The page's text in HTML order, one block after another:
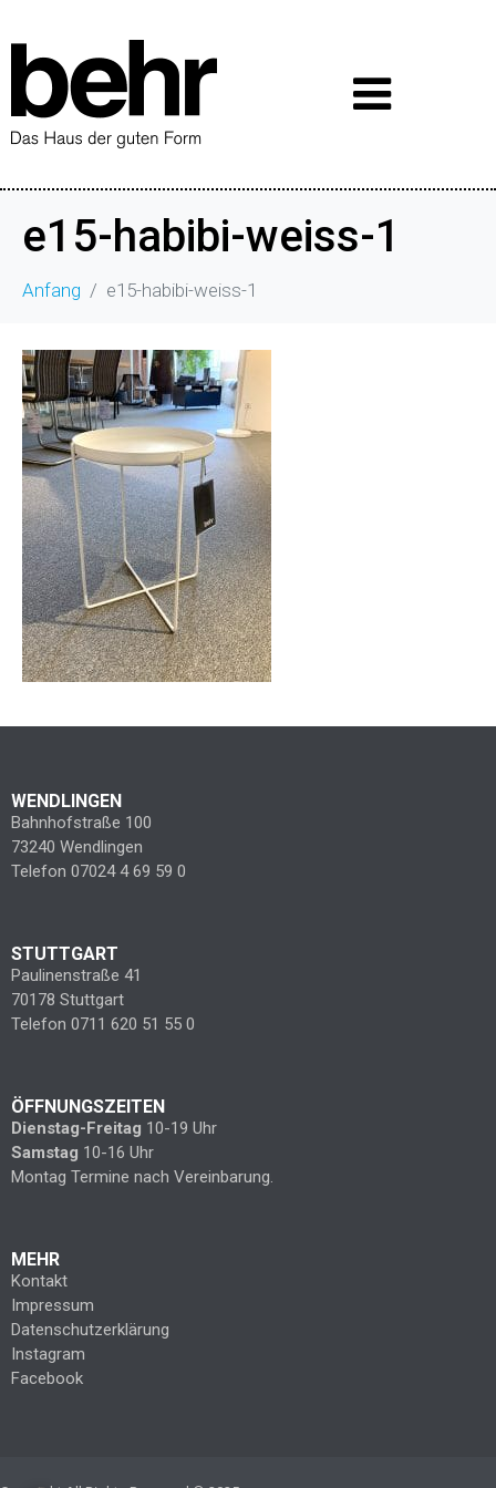
e15-habibi-weiss-1
Anfang e15-habibi-weiss-1
WENDLINGEN
Bahnhofstraße 100
73240 Wendlingen
Telefon 07024 4 69 59 0
STUTTGART
Paulinenstraße 41
70178 Stuttgart
Telefon 0711 620 51 55 0
ÖFFNUNGSZEITEN
Dienstag-Freitag 10-19 Uhr
Samstag 10-16 Uhr
Montag Termine nach Vereinbarung.
MEHR
Kontakt
Impressum
Datenschutzerklärung
Instagram
Facebook